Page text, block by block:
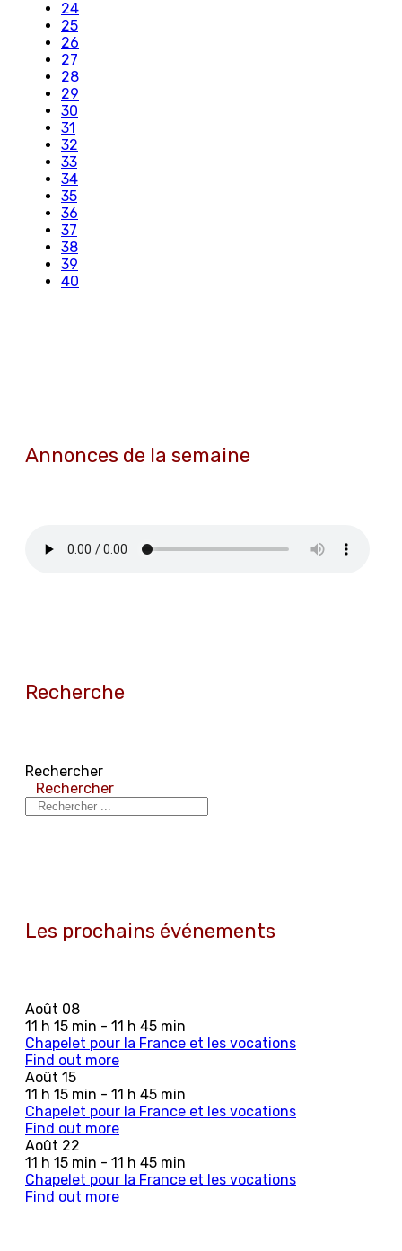
24
25
26
27
28
29
30
31
32
33
34
35
36
37
38
39
40
Annonces de la semaine
Recherche
Rechercher
Rechercher
Les prochains événements
Août 08
11 h 15 min - 11 h 45 min
Chapelet pour la France et les vocations
Find out more
Août 15
11 h 15 min - 11 h 45 min
Chapelet pour la France et les vocations
Find out more
Août 22
11 h 15 min - 11 h 45 min
Chapelet pour la France et les vocations
Find out more